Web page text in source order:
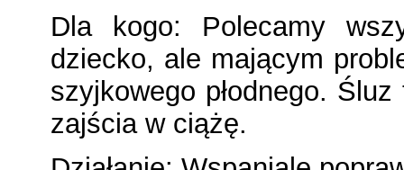
Dla kogo: Polecamy
dziecko, ale mającym
szyjkowego płodnego.
zajścia w ciążę.